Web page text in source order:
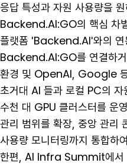
응답 특성과 자원 사용량을
Backend.AI:GO의 핵심 차
플랫폼 'Backend.AI'와의 연
Backend.AI:GO를 연결하
환경 및 OpenAI, Google 등
초거대 AI 들과 로컬 PC의 자
수천 대 GPU 클러스터를 운
관리 범위를 확장, 중앙 관리
사용량 모니터링까지 통합하
한편, AI Infra Summit에서